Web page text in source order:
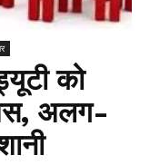
को
अलग-